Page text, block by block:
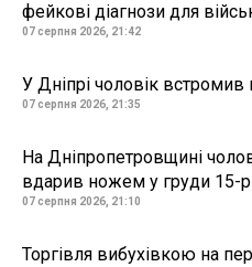
фейкові діагнози для
07 серпня 2026, 21:42
У Дніпрі чоловік встромив
07 серпня 2026, 21:35
На Дніпропетровщині
вдарив ножем у груди 15-
07 серпня 2026, 21:10
Торгівля вибухівкою на